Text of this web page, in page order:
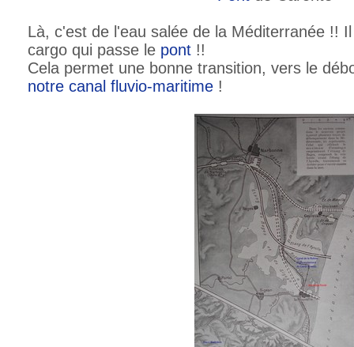
Là, c'est de l'eau salée de la Méditerranée !!
cargo qui passe le pont !!
Cela permet une bonne transition, vers le
notre canal fluvio-maritime !